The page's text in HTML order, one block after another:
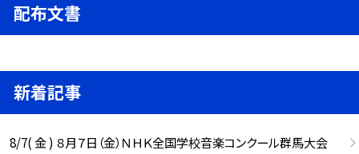
配布文書
新着記事
8/7( 金 ) ８月７日（金）ＮＨＫ全国学校音楽コンクール群馬大会